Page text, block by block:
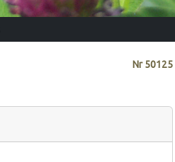
Nr50125